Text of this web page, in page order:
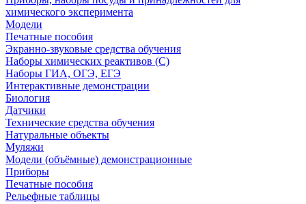
химического эксперимента
Модели
Печатные пособия
Экранно-звуковые средства обучения
Наборы химических реактивов (С)
Наборы ГИА, ОГЭ, ЕГЭ
Интерактивные демонстрации
Биология
Датчики
Технические средства обучения
Натуральные объекты
Муляжи
Модели (объёмные) демонстрационные
Приборы
Печатные пособия
Рельефные таблицы